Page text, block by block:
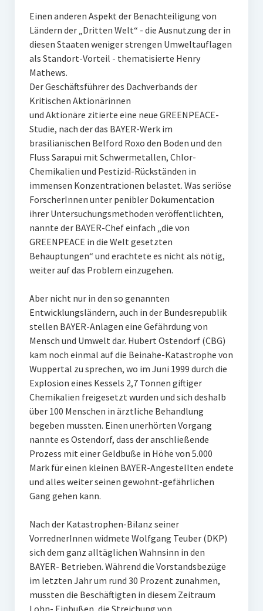
Einen anderen Aspekt der Benachteiligung von
Ländern der „Dritten Welt“ - die Ausnutzung der in
diesen Staaten weniger strengen Umweltauflagen
als Standort-Vorteil - thematisierte Henry
Mathews.
Der Geschäftsführer des Dachverbands der
Kritischen Aktionärinnen
und Aktionäre zitierte eine neue GREENPEACE-
Studie, nach der das BAYER-Werk im
brasilianischen Belford Roxo den Boden und den
Fluss Sarapui mit Schwermetallen, Chlor-
Chemikalien und Pestizid-Rückständen in
immensen Konzentrationen belastet. Was seriöse
ForscherInnen unter penibler Dokumentation
ihrer Untersuchungsmethoden veröffentlichten,
nannte der BAYER-Chef einfach „die von
GREENPEACE in die Welt gesetzten
Behauptungen“ und erachtete es nicht als nötig,
weiter auf das Problem einzugehen.
Aber nicht nur in den so genannten
Entwicklungsländern, auch in der Bundesrepublik
stellen BAYER-Anlagen eine Gefährdung von
Mensch und Umwelt dar. Hubert Ostendorf (CBG)
kam noch einmal auf die Beinahe-Katastrophe von
Wuppertal zu sprechen, wo im Juni 1999 durch die
Explosion eines Kessels 2,7 Tonnen giftiger
Chemikalien freigesetzt wurden und sich deshalb
über 100 Menschen in ärztliche Behandlung
begeben mussten. Einen unerhörten Vorgang
nannte es Ostendorf, dass der anschließende
Prozess mit einer Geldbuße in Höhe von 5.000
Mark für einen kleinen BAYER-Angestellten endete
und alles weiter seinen gewohnt-gefährlichen
Gang gehen kann.
Nach der Katastrophen-Bilanz seiner
VorrednerInnen widmete Wolfgang Teuber (DKP)
sich dem ganz alltäglichen Wahnsinn in den
BAYER- Betrieben. Während die Vorstandsbezüge
im letzten Jahr um rund 30 Prozent zunahmen,
mussten die Beschäftigten in diesem Zeitraum